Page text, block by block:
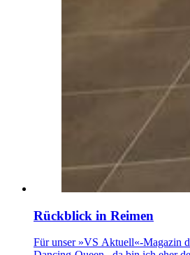
Rückblick in Reimen
Für unser »VS Aktuell«-Magazin